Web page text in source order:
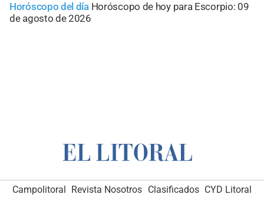
Horóscopo del día Horóscopo de hoy para Escorpio: 09
de agosto de 2026
Campolitoral Revista Nosotros Clasificados CYD Litoral